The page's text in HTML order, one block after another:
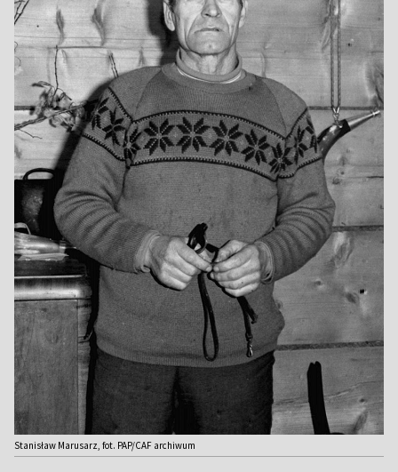
Stanisław Marusarz, fot. PAP/CAF archiwum